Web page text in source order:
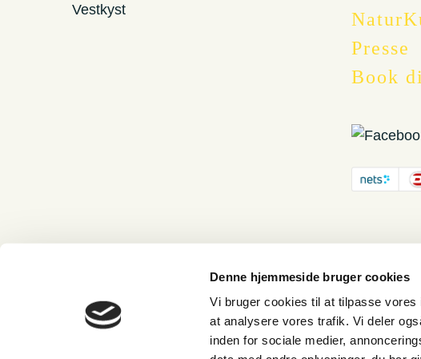
Denne hjemmeside bruger cookies
Vi bruger cookies til at tilpasse
at analysere vores trafik. Vi deler
inden for sociale medier,
Presse
Book